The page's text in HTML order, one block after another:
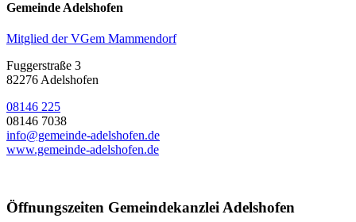
Gemeinde Adelshofen
Mitglied der VGem Mammendorf
Fuggerstraße 3
82276 Adelshofen
08146 225
08146 7038
info@gemeinde-adelshofen.de
www.gemeinde-adelshofen.de
Öffnungszeiten Gemeindekanzlei Adelshofen